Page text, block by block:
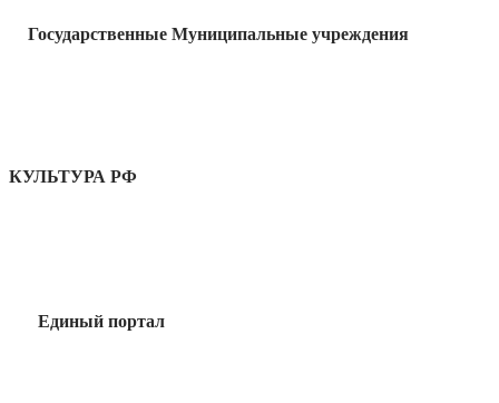
Государственные Муниципальные учреждения
КУЛЬТУРА РФ
Единый портал